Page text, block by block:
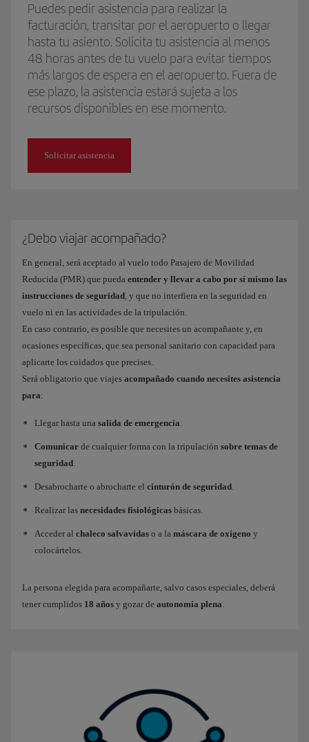
Puedes pedir asistencia para realizar la
facturación, transitar por el aeropuerto o llegar
hasta tu asiento. Solicita tu asistencia al menos
48 horas antes de tu vuelo para evitar tiempos
más largos de espera en el aeropuerto. Fuera de
ese plazo, la asistencia estará sujeta a los
recursos disponibles en ese momento.
Solicitar asistencia
¿Debo viajar acompañado?
En general, será aceptado al vuelo todo Pasajero de Movilidad
Reducida (PMR) que pueda entender y llevar a cabo por sí mismo las
instrucciones de seguridad, y que no interfiera en la seguridad en
vuelo ni en las actividades de la tripulación.
En caso contrario, es posible que necesites un acompañante y, en
ocasiones específicas, que sea personal sanitario con capacidad para
aplicarte los cuidados que precises.
Será obligatorio que viajes acompañado cuando necesites asistencia
para:
Llegar hasta una salida de emergencia.
Comunicar de cualquier forma con la tripulación sobre temas de
seguridad.
Desabrocharte o abrocharte el cinturón de seguridad.
Realizar las necesidades fisiológicas básicas.
Acceder al chaleco salvavidas o a la máscara de oxígeno y
colocártelos.
La persona elegida para acompañarte, salvo casos especiales, deberá
tener cumplidos 18 años y gozar de autonomía plena.